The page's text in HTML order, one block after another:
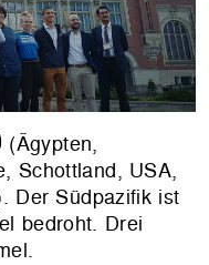
(Ägypten,
Schottland, USA,
Der Südpazifik ist
bedroht. Drei